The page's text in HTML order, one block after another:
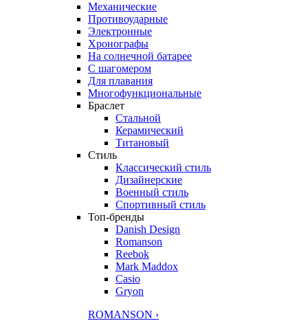
Механические
Противоударные
Электронные
Хронографы
На солнечной батарее
С шагомером
Для плавания
Многофункциональные
Браслет
Стальной
Керамический
Титановый
Стиль
Классический стиль
Дизайнерские
Военный стиль
Спортивный стиль
Топ-бренды
Danish Design
Romanson
Reebok
Mark Maddox
Casio
Gryon
ROMANSON ›